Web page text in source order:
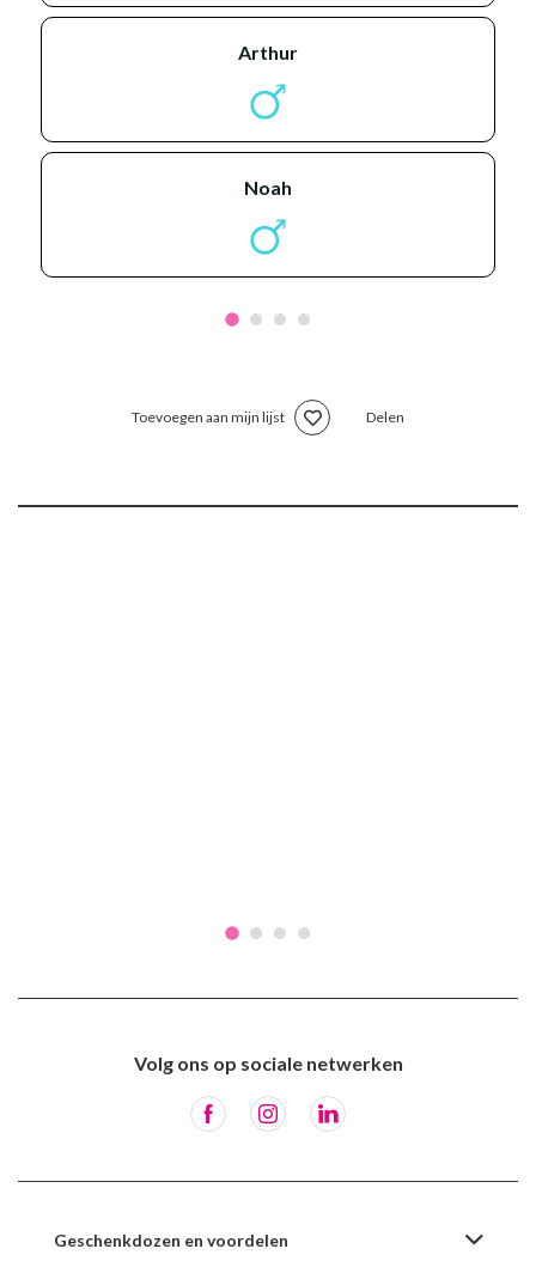
arthur
noah
Toevoegen aan mijn lijst Delen
Volg ons op sociale netwerken
Geschenkdozen en voordelen